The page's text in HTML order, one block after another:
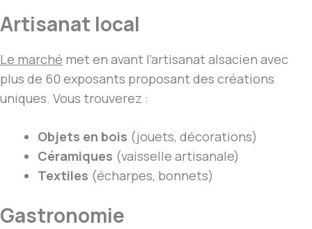
Artisanat local
Le marché met en avant l’artisanat alsacien avec
plus de 60 exposants proposant des créations
uniques. Vous trouverez :
Objets en bois (jouets, décorations)
Céramiques (vaisselle artisanale)
Textiles (écharpes, bonnets)
Gastronomie